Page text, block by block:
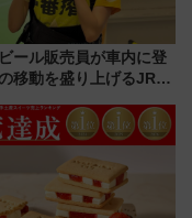
ール販売員が車内に登
移動を盛り上げるJR九
定 ソフトバンクホーク
ボ